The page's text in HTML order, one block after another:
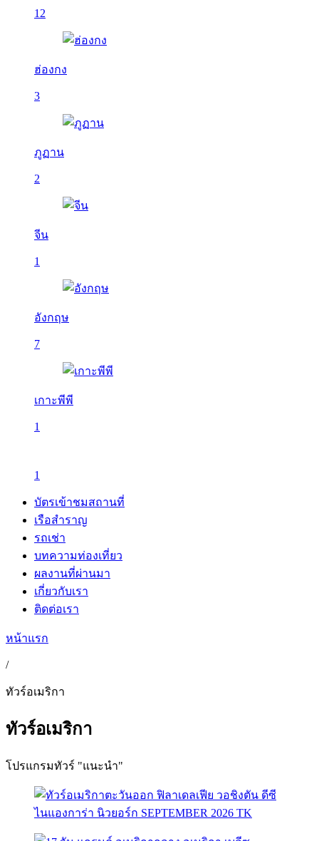
12
ฮ่องกง
3
ภูฏาน
2
จีน
1
อังกฤษ
7
เกาะพีพี
1
1
บัตรเข้าชมสถานที่
เรือสำราญ
รถเช่า
บทความท่องเที่ยว
ผลงานที่ผ่านมา
เกี่ยวกับเรา
ติดต่อเรา
หน้าแรก
/
ทัวร์อเมริกา
ทัวร์อเมริกา
โปรแกรมทัวร์ "แนะนำ"